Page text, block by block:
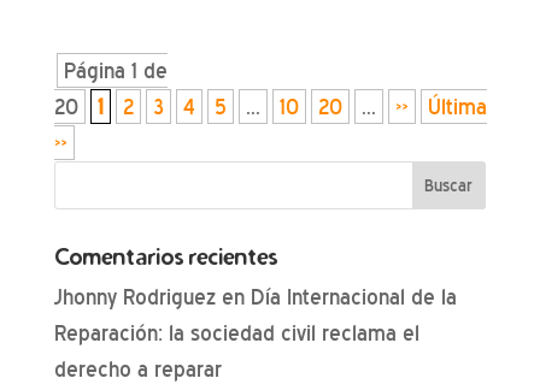
Página 1 de
20
1 2 3 4 5 ... 10 20 ... »
Última
»
Comentarios recientes
Jhonny Rodriguezen Día Internacional de la
Reparación: la sociedad civil reclama el
derecho a reparar